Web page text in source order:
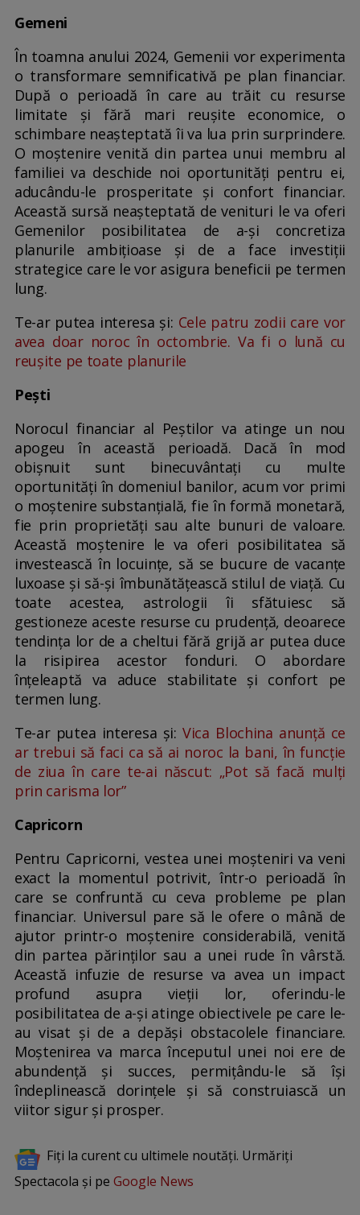
Gemeni
În toamna anului 2024, Gemenii vor experimenta
o transformare semnificativă pe plan financiar.
După o perioadă în care au trăit cu resurse
limitate și fără mari reușite economice, o
schimbare neașteptată îi va lua prin surprindere.
O moștenire venită din partea unui membru al
familiei va deschide noi oportunități pentru ei,
aducându-le prosperitate și confort financiar.
Această sursă neașteptată de venituri le va oferi
Gemenilor posibilitatea de a-și concretiza
planurile ambițioase și de a face investiții
strategice care le vor asigura beneficii pe termen
lung.
Te-ar putea interesa și: Cele patru zodii care vor
avea doar noroc în octombrie. Va fi o lună cu
reușite pe toate planurile
Pești
Norocul financiar al Peștilor va atinge un nou
apogeu în această perioadă. Dacă în mod
obișnuit sunt binecuvântați cu multe
oportunități în domeniul banilor, acum vor primi
o moștenire substanțială, fie în formă monetară,
fie prin proprietăți sau alte bunuri de valoare.
Această moștenire le va oferi posibilitatea să
investească în locuințe, să se bucure de vacanțe
luxoase și să-și îmbunătățească stilul de viață. Cu
toate acestea, astrologii îi sfătuiesc să
gestioneze aceste resurse cu prudență, deoarece
tendința lor de a cheltui fără grijă ar putea duce
la risipirea acestor fonduri. O abordare
înțeleaptă va aduce stabilitate și confort pe
termen lung.
Te-ar putea interesa și:Vica Blochina anunță ce
ar trebui să faci ca să ai noroc la bani, în funcție
de ziua în care te-ai născut: „Pot să facă mulți
prin carisma lor”
Capricorn
Pentru Capricorni, vestea unei moșteniri va veni
exact la momentul potrivit, într-o perioadă în
care se confruntă cu ceva probleme pe plan
financiar. Universul pare să le ofere o mână de
ajutor printr-o moștenire considerabilă, venită
din partea părinților sau a unei rude în vârstă.
Această infuzie de resurse va avea un impact
profund asupra vieții lor, oferindu-le
posibilitatea de a-și atinge obiectivele pe care le-
au visat și de a depăși obstacolele financiare.
Moștenirea va marca începutul unei noi ere de
abundență și succes, permițându-le să își
îndeplinească dorințele și să construiască un
viitor sigur și prosper.
Fiți la curent cu ultimele noutăți. Urmăriți
Spectacola și pe Google News